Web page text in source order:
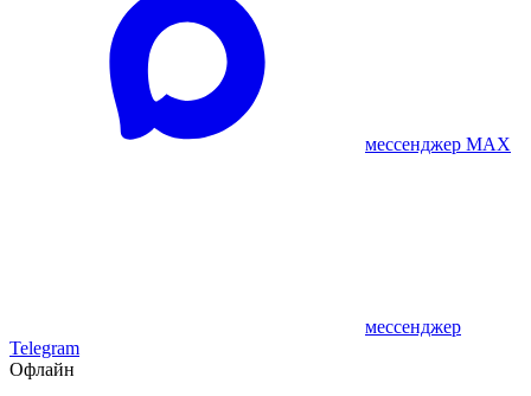
мессенджер MAX
мессенджер
Telegram
Офлайн